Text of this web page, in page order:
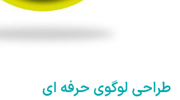
طراحی لوگوی حرفه ای